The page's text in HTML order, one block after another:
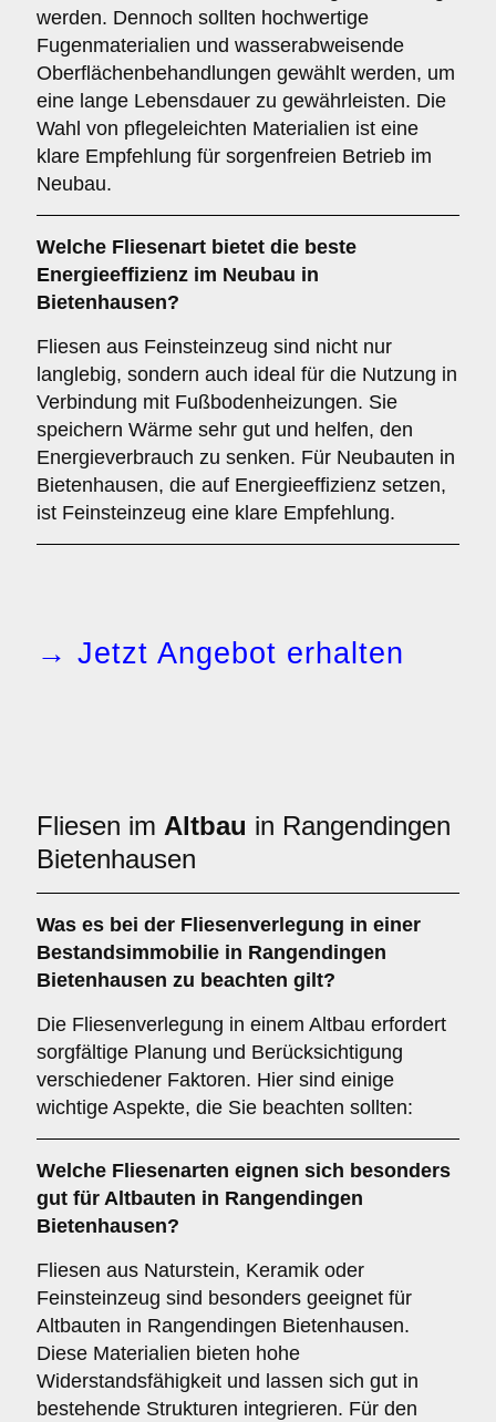
werden. Dennoch sollten hochwertige
Fugenmaterialien und wasserabweisende
Oberflächenbehandlungen gewählt werden, um
eine lange Lebensdauer zu gewährleisten. Die
Wahl von pflegeleichten Materialien ist eine
klare Empfehlung für sorgenfreien Betrieb im
Neubau.
Welche Fliesenart bietet die beste
Energieeffizienz im Neubau in
Bietenhausen?
Fliesen aus Feinsteinzeug sind nicht nur
langlebig, sondern auch ideal für die Nutzung in
Verbindung mit Fußbodenheizungen. Sie
speichern Wärme sehr gut und helfen, den
Energieverbrauch zu senken. Für Neubauten in
Bietenhausen, die auf Energieeffizienz setzen,
ist Feinsteinzeug eine klare Empfehlung.
→ Jetzt Angebot erhalten
Fliesen im Altbau in Rangendingen
Bietenhausen
Was es bei der Fliesenverlegung in einer
Bestandsimmobilie in Rangendingen
Bietenhausen zu beachten gilt?
Die Fliesenverlegung in einem Altbau erfordert
sorgfältige Planung und Berücksichtigung
verschiedener Faktoren. Hier sind einige
wichtige Aspekte, die Sie beachten sollten:
Welche Fliesenarten eignen sich besonders
gut für Altbauten in Rangendingen
Bietenhausen?
Fliesen aus Naturstein, Keramik oder
Feinsteinzeug sind besonders geeignet für
Altbauten in Rangendingen Bietenhausen.
Diese Materialien bieten hohe
Widerstandsfähigkeit und lassen sich gut in
bestehende Strukturen integrieren. Für den